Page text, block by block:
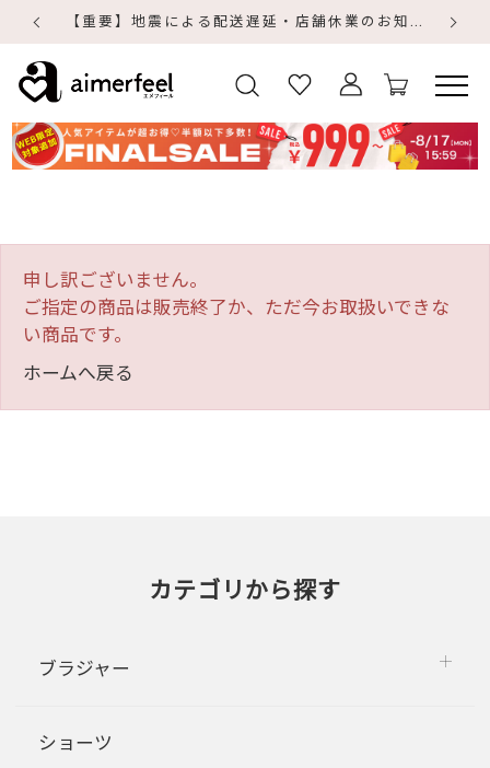
【重要】地震による配送遅延・店舗休業のお知らせ
申し訳ございません。
ご指定の商品は販売終了か、ただ今お取扱いできな
い商品です。
ホームへ戻る
カテゴリから探す
ブラジャー
ショーツ